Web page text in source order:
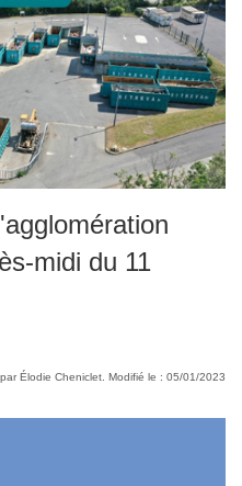
midi du 11
Élodie Cheniclet. Modifié le : 05/01/2023